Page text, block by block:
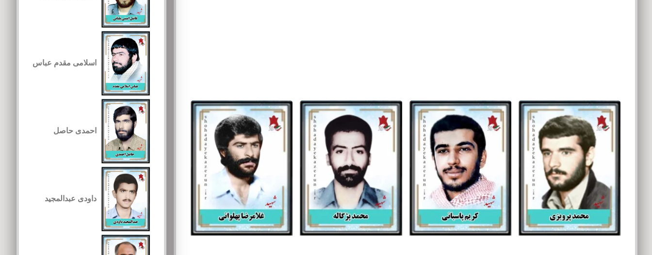
اسلامی مقدم عباس
احمدی حاصل
داودی عبدالمجید